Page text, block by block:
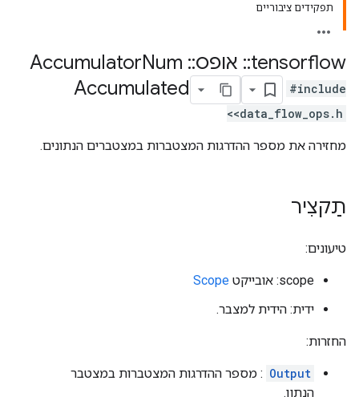
תפקידים ציבוריים
tensorflow
:: אופס::
Num
Accumulated
#include
<data_flow_ops.h>
מחזירה את מספר ההדרגות המצטברות במצטברים הנתונים.
תַקצִיר
טיעונים:
scope: אובייקט
Scope
ידית: הידית למצבר.
החזרות:
Output : מספר ההדרגות המצטברות במצטבר
הנתון.